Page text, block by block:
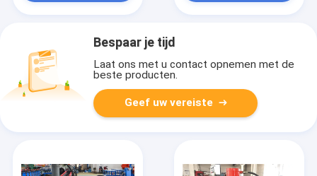
Bespaar je tijd
Laat ons met u contact opnemen met de
beste producten.
Geef uw vereiste